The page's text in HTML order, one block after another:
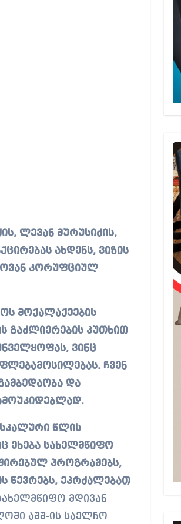
ლევან მურუსიძის,
ახდენს, ვიზის
კორუფციულ
მოქალაქეების
გაძლიერების კუთხით
ვინც
ჩვენ
და
წლის
ეხება სახელმწიფო
პროგრამებს,
წევრებს, ეკრძალებათ
მდივან
აშშ-ის საელჩო